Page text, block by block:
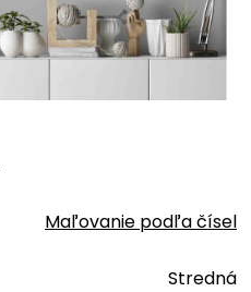
Maľovanie podľa čísel
Stredná